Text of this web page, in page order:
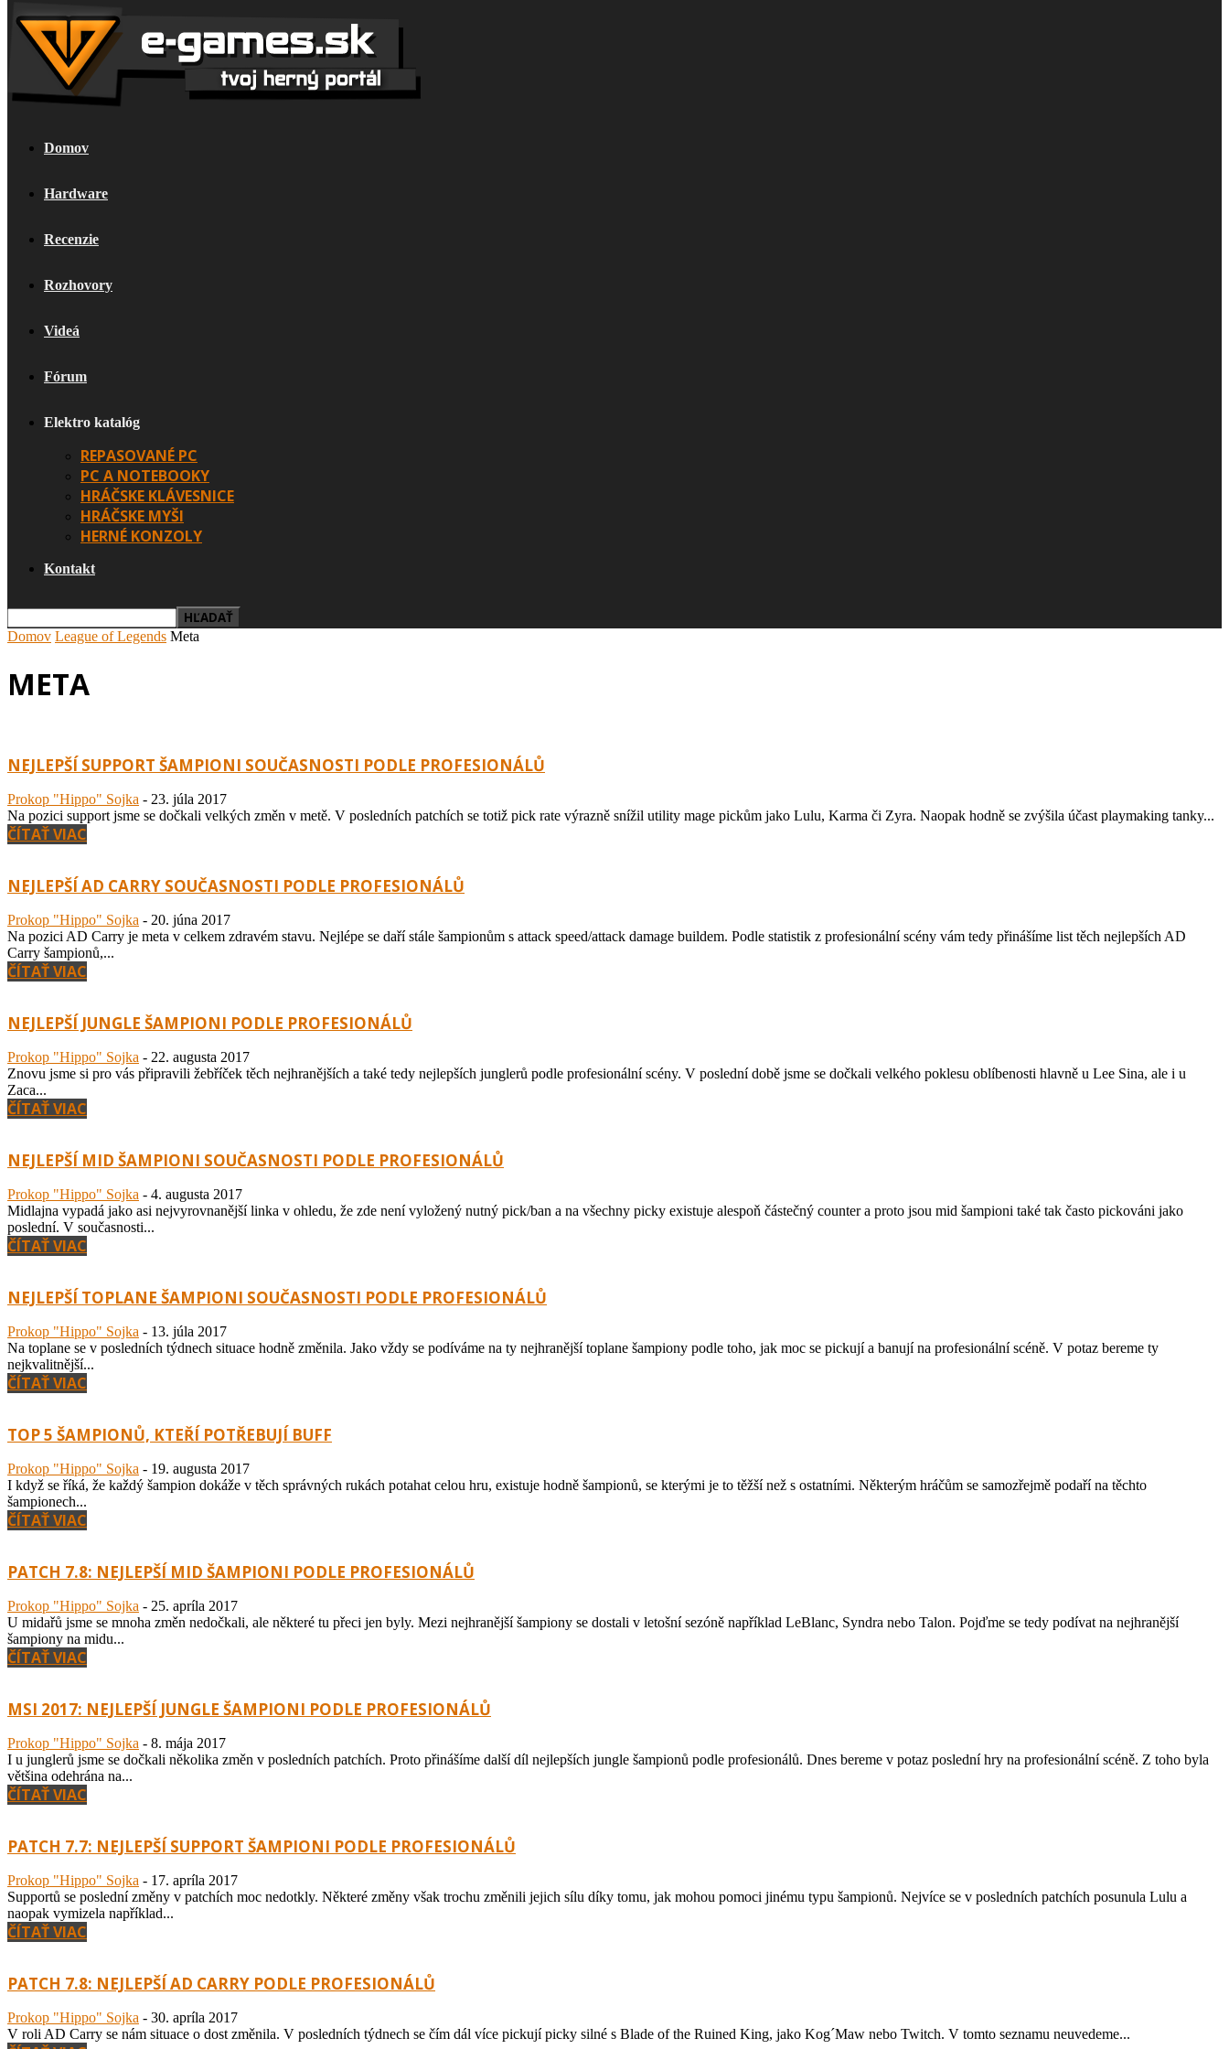
Domov
Hardware
Recenzie
Rozhovory
Videá
Fórum
Elektro katalóg
REPASOVANÉ PC
PC A NOTEBOOKY
HRÁČSKE KLÁVESNICE
HRÁČSKE MYŠI
HERNÉ KONZOLY
Kontakt
Domov League of Legends Meta
META
NEJLEPŠÍ SUPPORT ŠAMPIONI SOUČASNOSTI PODLE PROFESIONÁLŮ
Prokop "Hippo" Sojka - 23. júla 2017
Na pozici support jsme se dočkali velkých změn v metě. V posledních patchích se totiž pick rate výrazně snížil utility mage pickům jako Lulu, Karma či Zyra. Naopak hodně se zvýšila účast playmaking tanky...
ČÍTAŤ VIAC
NEJLEPŠÍ AD CARRY SOUČASNOSTI PODLE PROFESIONÁLŮ
Prokop "Hippo" Sojka - 20. júna 2017
Na pozici AD Carry je meta v celkem zdravém stavu. Nejlépe se daří stále šampionům s attack speed/attack damage buildem. Podle statistik z profesionální scény vám tedy přinášíme list těch nejlepších AD
Carry šampionů,...
ČÍTAŤ VIAC
NEJLEPŠÍ JUNGLE ŠAMPIONI PODLE PROFESIONÁLŮ
Prokop "Hippo" Sojka - 22. augusta 2017
Znovu jsme si pro vás připravili žebříček těch nejhranějších a také tedy nejlepších junglerů podle profesionální scény. V poslední době jsme se dočkali velkého poklesu oblíbenosti hlavně u Lee Sina, ale i u
Zaca...
ČÍTAŤ VIAC
NEJLEPŠÍ MID ŠAMPIONI SOUČASNOSTI PODLE PROFESIONÁLŮ
Prokop "Hippo" Sojka - 4. augusta 2017
Midlajna vypadá jako asi nejvyrovnanější linka v ohledu, že zde není vyložený nutný pick/ban a na všechny picky existuje alespoň částečný counter a proto jsou mid šampioni také tak často pickováni jako
poslední. V současnosti...
ČÍTAŤ VIAC
NEJLEPŠÍ TOPLANE ŠAMPIONI SOUČASNOSTI PODLE PROFESIONÁLŮ
Prokop "Hippo" Sojka - 13. júla 2017
Na toplane se v posledních týdnech situace hodně změnila. Jako vždy se podíváme na ty nejhranější toplane šampiony podle toho, jak moc se pickují a banují na profesionální scéně. V potaz bereme ty
nejkvalitnější...
ČÍTAŤ VIAC
TOP 5 ŠAMPIONŮ, KTEŘÍ POTŘEBUJÍ BUFF
Prokop "Hippo" Sojka - 19. augusta 2017
I když se říká, že každý šampion dokáže v těch správných rukách potahat celou hru, existuje hodně šampionů, se kterými je to těžší než s ostatními. Některým hráčům se samozřejmě podaří na těchto
šampionech...
ČÍTAŤ VIAC
PATCH 7.8: NEJLEPŠÍ MID ŠAMPIONI PODLE PROFESIONÁLŮ
Prokop "Hippo" Sojka - 25. apríla 2017
U midařů jsme se mnoha změn nedočkali, ale některé tu přeci jen byly. Mezi nejhranější šampiony se dostali v letošní sezóně například LeBlanc, Syndra nebo Talon. Pojďme se tedy podívat na nejhranější
šampiony na midu...
ČÍTAŤ VIAC
MSI 2017: NEJLEPŠÍ JUNGLE ŠAMPIONI PODLE PROFESIONÁLŮ
Prokop "Hippo" Sojka - 8. mája 2017
I u junglerů jsme se dočkali několika změn v posledních patchích. Proto přinášíme další díl nejlepších jungle šampionů podle profesionálů. Dnes bereme v potaz poslední hry na profesionální scéně. Z toho byla
většina odehrána na...
ČÍTAŤ VIAC
PATCH 7.7: NEJLEPŠÍ SUPPORT ŠAMPIONI PODLE PROFESIONÁLŮ
Prokop "Hippo" Sojka - 17. apríla 2017
Supportů se poslední změny v patchích moc nedotkly. Některé změny však trochu změnili jejich sílu díky tomu, jak mohou pomoci jinému typu šampionů. Nejvíce se v posledních patchích posunula Lulu a
naopak vymizela například...
ČÍTAŤ VIAC
PATCH 7.8: NEJLEPŠÍ AD CARRY PODLE PROFESIONÁLŮ
Prokop "Hippo" Sojka - 30. apríla 2017
V roli AD Carry se nám situace o dost změnila. V posledních týdnech se čím dál více pickují picky silné s Blade of the Ruined King, jako Kog´Maw nebo Twitch. V tomto seznamu neuvedeme...